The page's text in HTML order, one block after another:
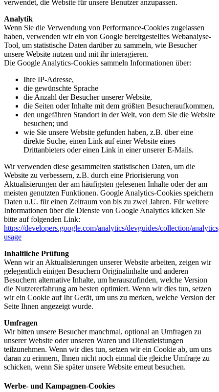
verwendet, die Website für unsere Benutzer anzupassen.
Analytik
Wenn Sie die Verwendung von Performance-Cookies zugelassen
haben, verwenden wir ein von Google bereitgestelltes Webanalyse-
Tool, um statistische Daten darüber zu sammeln, wie Besucher
unsere Website nutzen und mit ihr interagieren.
Die Google Analytics-Cookies sammeln Informationen über:
Ihre IP-Adresse,
die gewünschte Sprache
die Anzahl der Besucher unserer Website,
die Seiten oder Inhalte mit dem größten Besucheraufkommen,
den ungefähren Standort in der Welt, von dem Sie die Website
besuchen; und
wie Sie unsere Website gefunden haben, z.B. über eine
direkte Suche, einen Link auf einer Website eines
Drittanbieters oder einen Link in einer unserer E-Mails.
Wir verwenden diese gesammelten statistischen Daten, um die
Website zu verbessern, z.B. durch eine Priorisierung von
Aktualisierungen der am häufigsten gelesenen Inhalte oder der am
meisten genutzten Funktionen. Google Analytics-Cookies speichern
Daten u.U. für einen Zeitraum von bis zu zwei Jahren. Für weitere
Informationen über die Dienste von Google Analytics klicken Sie
bitte auf folgenden Link:
https://developers.google.com/analytics/devguides/collection/
usage
Inhaltliche Prüfung
Wenn wir an Aktualisierungen unserer Website arbeiten, zeigen wir
gelegentlich einigen Besuchern Originalinhalte und anderen
Besuchern alternative Inhalte, um herauszufinden, welche Version
die Nutzererfahrung am besten optimiert. Wenn wir dies tun, setzen
wir ein Cookie auf Ihr Gerät, um uns zu merken, welche Version der
Seite Ihnen angezeigt wurde.
Umfragen
Wir bitten unsere Besucher manchmal, optional an Umfragen zu
unserer Website oder unseren Waren und Dienstleistungen
teilzunehmen. Wenn wir dies tun, setzen wir ein Cookie ab, um uns
daran zu erinnern, Ihnen nicht noch einmal die gleiche Umfrage zu
schicken, wenn Sie später unsere Website erneut besuchen.
Werbe- und Kampagnen-Cookies